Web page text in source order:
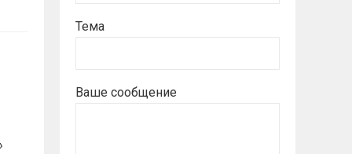
Тема
Ваше сообщение